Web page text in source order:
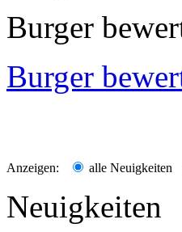
Burger
Burger
Anzeigen: alle Neuigkeiten
Neuigkeiten